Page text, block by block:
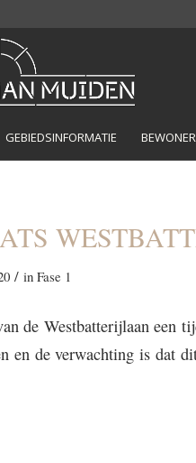
GEBIEDSINFORMATIE
/ in Fase 1
de Westbatterijlaan een
en de verwachting is dat